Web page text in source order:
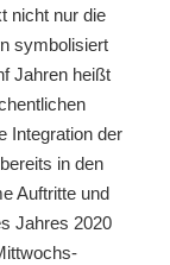
nicht nur die
symbolisiert
Jahren heißt
Integration der
in den
Auftritte und
Jahres 2020